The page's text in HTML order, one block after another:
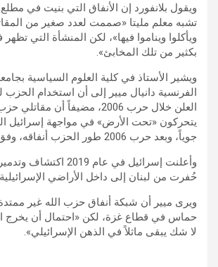
تشبه معلم مليتا «صممت لعدد صغير من
ويأكلوا ويناموا فيها»، لكن المنشأة التي تظهر
بكثير من تلك المخابئ».
ويشير الأستاذ في كلية العلوم السياسية
الفرنسية دانيال ميير إلى أن استخدام الحزب
العلن خلال حرب 2006، مضيفاً أن
يتحركون «تحت الأرض» في مواجهة إسرائيل
جوياً، وبعد حرب 2006 طور الحزب أنفاقه، وفق الخبراء.
وأعلنت إسرائيل في عام
حُفرت من لبنان إلى داخل الأراضي
ويرى ميير أن شبكة أنفاق حزب الله غير
حماس في قطاع غزة، لكن «احتمال أن يخرج
لا شك يبقى ماثلاً في الذهن الإسرائيلي».